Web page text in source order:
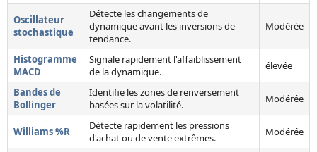
Oscillateur
stochastique
Détecte les changements de
dynamique avant les inversions de
tendance.
Modérée
Histogramme
MACD
Signale rapidement l'affaiblissement
de la dynamique.
élevée
Bandes de
Bollinger
Identifie les zones de renversement
basées sur la volatilité.
Modérée
Williams %R
Détecte rapidement les pressions
d'achat ou de vente extrêmes.
Modérée